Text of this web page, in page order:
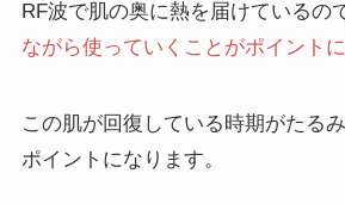
RF波で肌の奥に熱を届けているの
ながら使っていくことがポイントに
この肌が回復している時期がたる
ポイントになります。